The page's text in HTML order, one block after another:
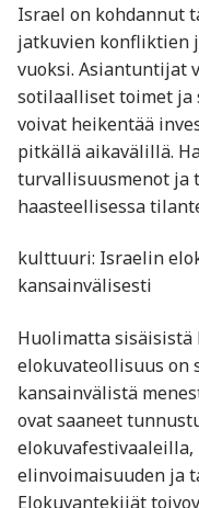
Israel on kohdannut
jatkuvien konfliktien
vuoksi. Asiantuntijat
sotilaalliset toimet
voivat heikentää
pitkällä aikavälillä.
turvallisuusmenot ja
haasteellisessa
kulttuuri: Israelin
kansainvälisesti
Huolimatta
elokuvateollisuus on
kansainvälistä
ovat saaneet
elinvoimaisuuden ja
Elokuvantekijät